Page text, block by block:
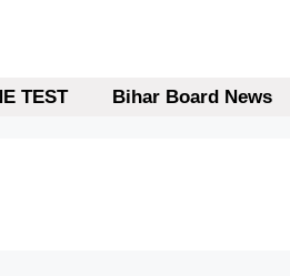
TEST Bihar Board News